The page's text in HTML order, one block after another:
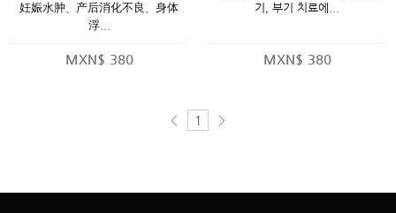
妊娠水肿、产后消化不良、身体
浮...
MXN$ 380
기, 부기 치료에...
MXN$ 380
< 1 >